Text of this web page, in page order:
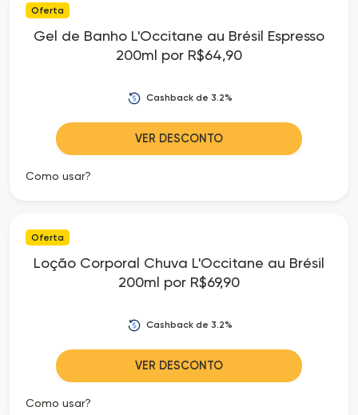
Oferta
Gel de Banho L'Occitane au Brésil Espresso
200ml por R$64,90
Cashback de 3.2%
VER DESCONTO
Como usar?
Oferta
Loção Corporal Chuva L'Occitane au Brésil
200ml por R$69,90
Cashback de 3.2%
VER DESCONTO
Como usar?